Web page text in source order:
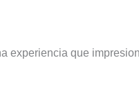
que